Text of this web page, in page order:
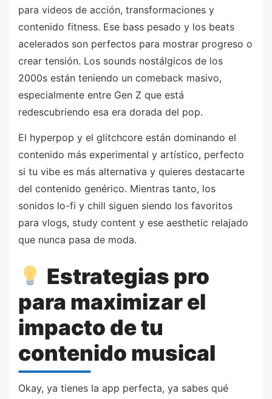
para videos de acción, transformaciones y
contenido fitness. Ese bass pesado y los beats
acelerados son perfectos para mostrar progreso o
crear tensión. Los sounds nostálgicos de los
2000s están teniendo un comeback masivo,
especialmente entre Gen Z que está
redescubriendo esa era dorada del pop.
El hyperpop y el glitchcore están dominando el
contenido más experimental y artístico, perfecto
si tu vibe es más alternativa y quieres destacarte
del contenido genérico. Mientras tanto, los
sonidos lo-fi y chill siguen siendo los favoritos
para vlogs, study content y ese aesthetic relajado
que nunca pasa de moda.
Estrategias pro
para maximizar el
impacto de tu
contenido musical
Okay, ya tienes la app perfecta, ya sabes qué